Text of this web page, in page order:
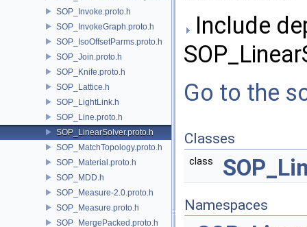
SOP_Invoke.proto.h
SOP_InvokeGraph.proto.h
SOP_IsoOffsetParms.proto.h
SOP_Join.proto.h
SOP_Knife.proto.h
SOP_Lattice.h
SOP_LightLink.h
SOP_Line.proto.h
SOP_LinearSolver.proto.h
SOP_MatchTopology.proto.h
SOP_Material.proto.h
SOP_MDD.h
SOP_Measure-2.0.proto.h
SOP_Measure.proto.h
SOP_MergePacked.proto.h
Include
Go to the
Classes
class
Namespaces